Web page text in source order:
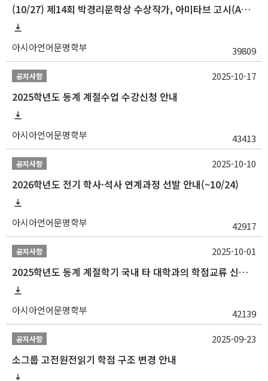
(10/27) 제14회 박경리문학상 수상작가, 아미타브 고시(Amitav Ghosh) 강연 안내
아시아언어문명학부 39809
공지사항
2025학년도 동계 계절수업 수강신청 안내
아시아언어문명학부 43413
2025-10-17
공지사항
2026학년도 전기 학사·석사 연계과정 선발 안내(~10/24)
아시아언어문명학부 42917
2025-10-10
공지사항
2025학년도 동계 계절학기 국내 타 대학과의 학점교류 신청 안내
아시아언어문명학부 42139
2025-10-01
공지사항
소그룹 고전원전읽기 학점 구조 변경 안내
2025-09-23